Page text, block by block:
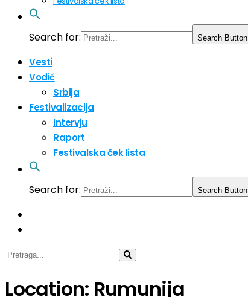
Search for: Search Button
Vesti
Vodič
Srbija
Festivalizacija
Intervju
Raport
Festivalska ček lista
Search for: Search Button
Location: Rumunija